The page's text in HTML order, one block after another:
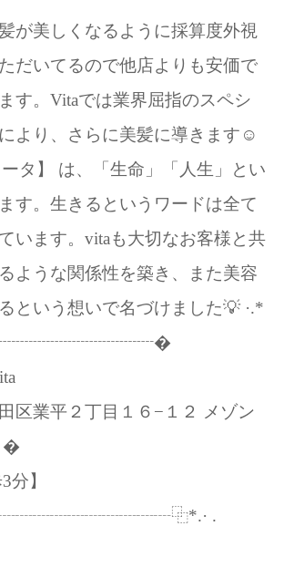
が美しくなるように採算度外視
だいてるので他店よりも安価で
す。Vitaでは業界屈指のスペシ
より、さらに美髪に導きます☺️
タ】 は、「生命」「人生」とい
す。生きるというワードは全て
います。vitaも大切なお客様と共
ような関係性を築き、また美容
という想いで名づけました💡 ·.*
区業平２丁目１６−１２ メゾン
�
分】
⿻*.· .